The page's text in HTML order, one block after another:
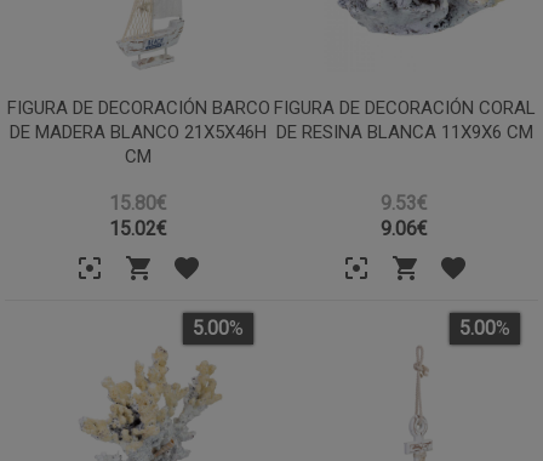
FIGURA DE DECORACIÓN BARCO
DE MADERA BLANCO 21X5X46H
CM
15.80€
15.02€
FIGURA DE DECORACIÓN CORAL
DE RESINA BLANCA 11X9X6 CM
9.53€
9.06€
5.00% 5.00%